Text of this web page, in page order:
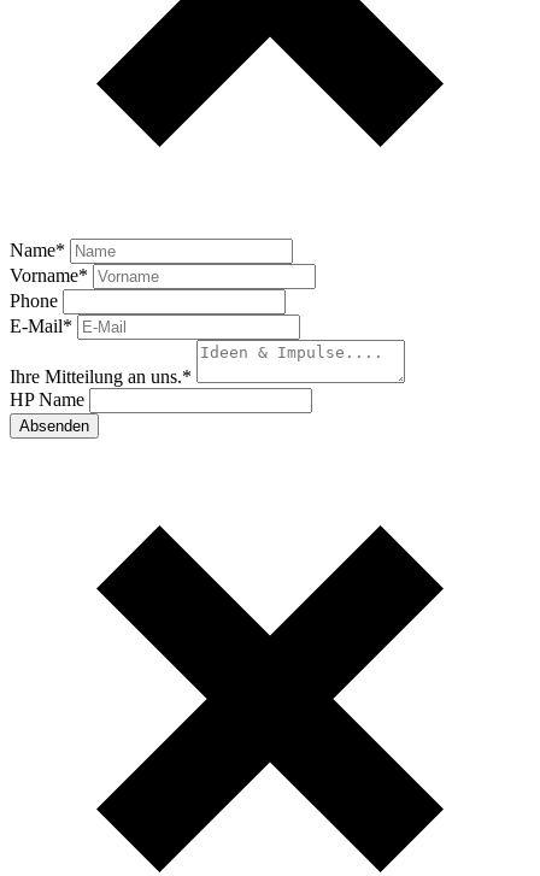
Name*
Vorname*
Phone
E-Mail*
Ihre Mitteilung an uns.*
HP Name
Absenden